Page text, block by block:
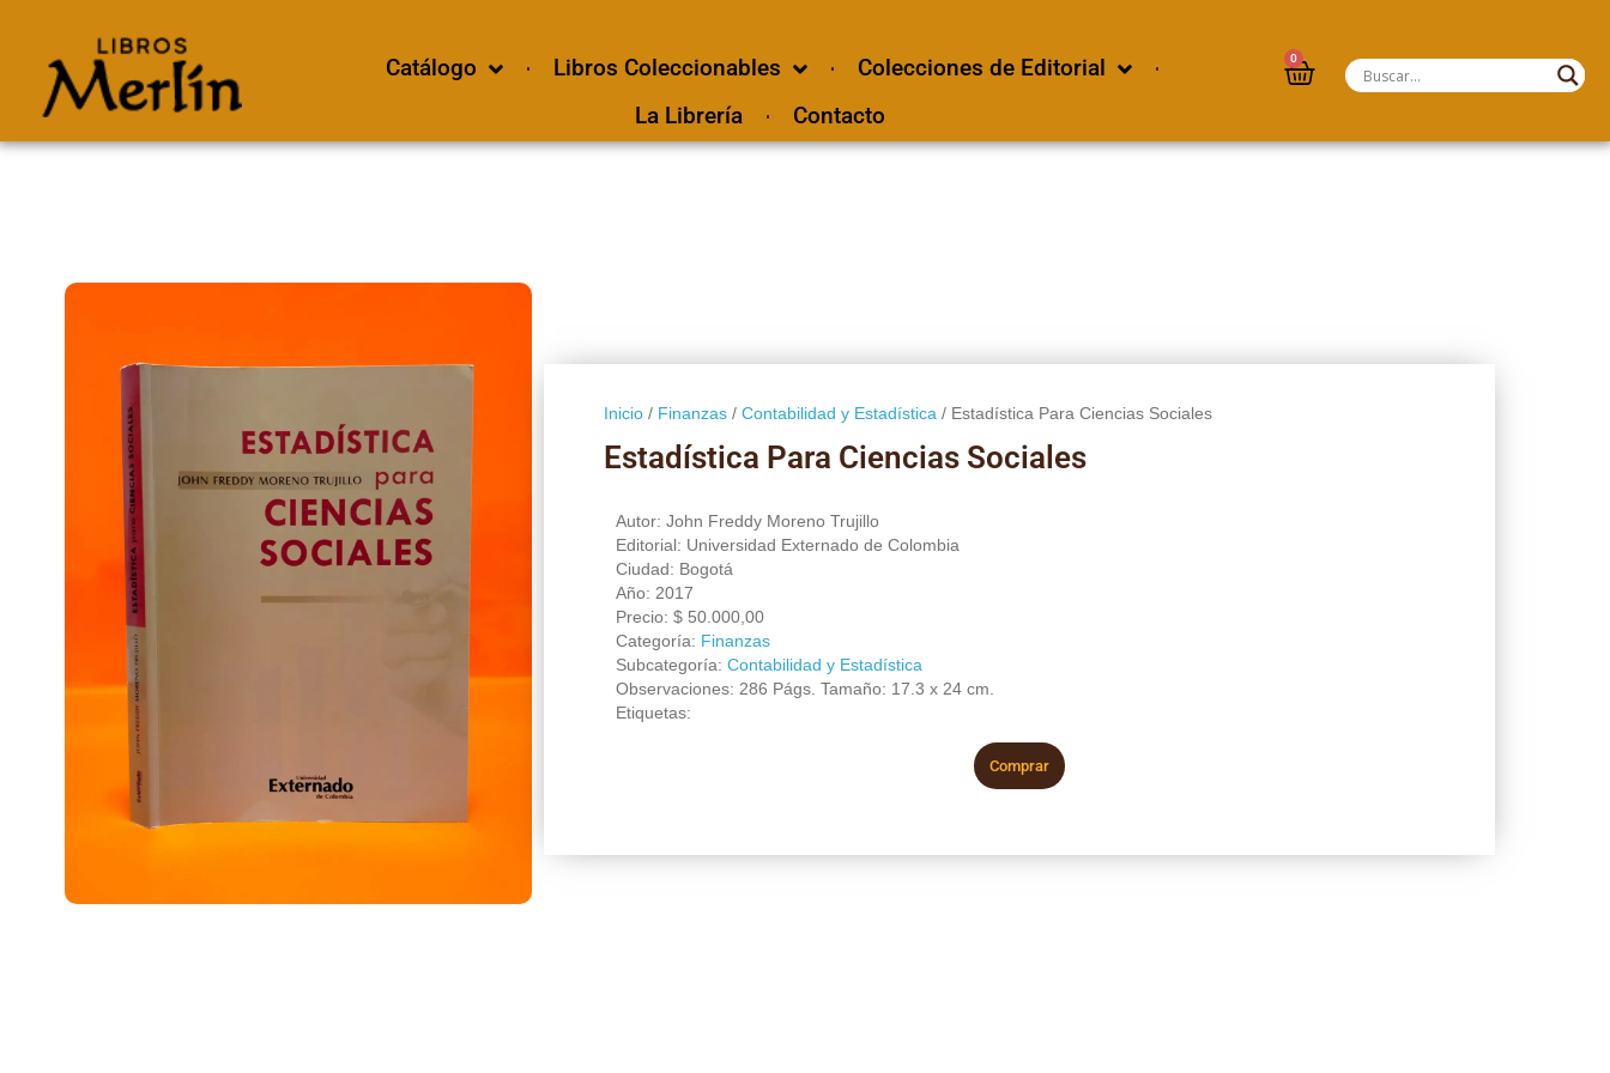
Catálogo Libros Coleccionables
Colecciones de Editorial
La Librería
Contacto
0
Inicio/ Finanzas/ Contabilidad y Estadística / Estadística Para Ciencias Sociales
Estadística Para Ciencias Sociales
Autor: John Freddy Moreno Trujillo
Editorial: Universidad Externado de Colombia
Ciudad: Bogotá
Año: 2017
Precio: $50.000,00
Categoría: Finanzas
Subcategoría: Contabilidad y Estadística
Observaciones: 286 Págs. Tamaño: 17.3 x 24 cm.
Etiquetas:
Comprar